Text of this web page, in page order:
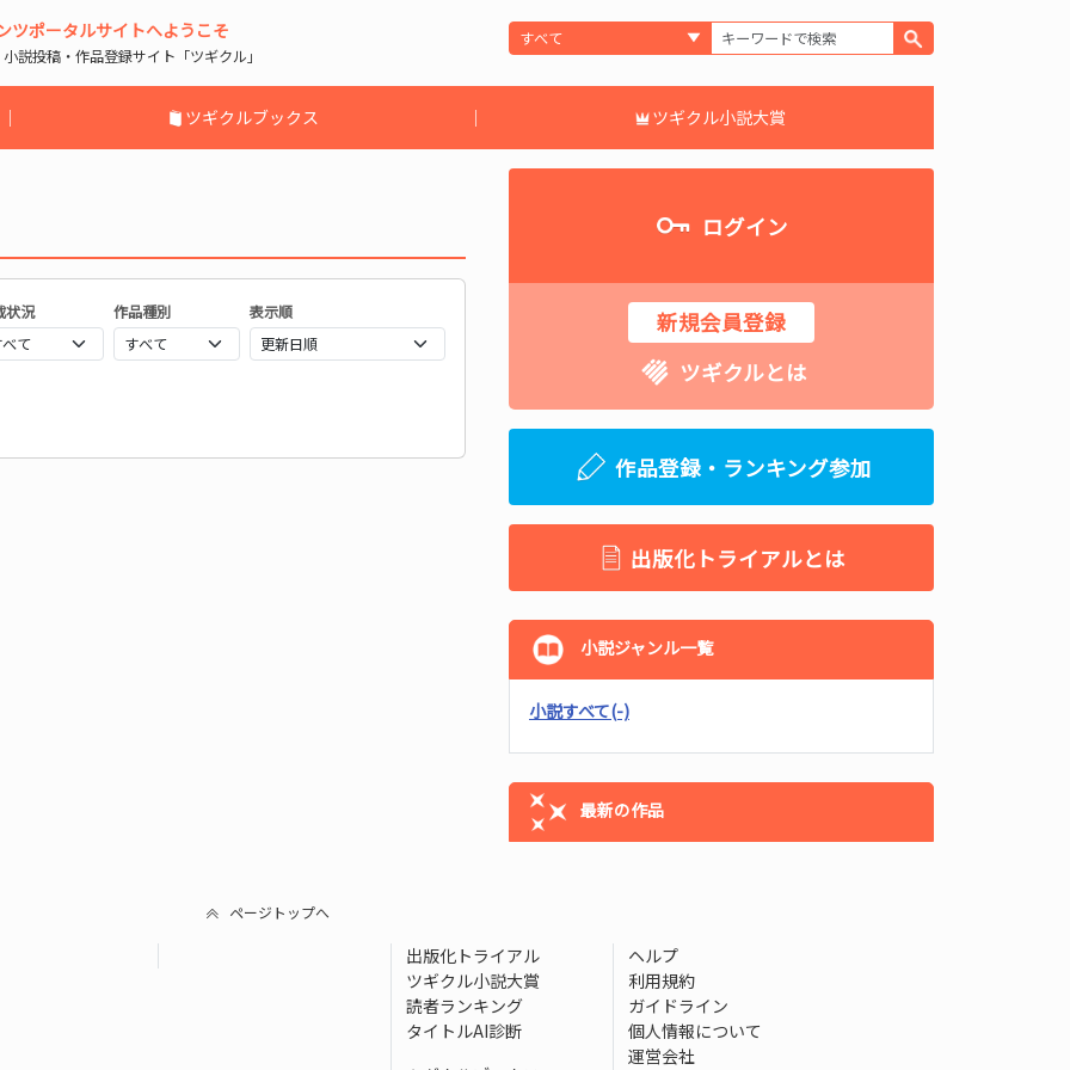
ツポータルサイトへようこそ
説投稿・作品登録サイト「ツギクル」
｜ ツギクルブックス ｜ ツギクル小説大賞
状況 作品種別 表示順
ログイン
新規会員登録
ツギクルとは
作品登録・ランキング参加
出版化トライアルとは
小説ジャンル一覧
小説すべて(-)
最新の作品
ページトップへ
出版化トライアル
ツギクル小説大賞
読者ランキング
タイトルAI診断
ヘルプ
利用規約
ガイドライン
個人情報について
運営会社